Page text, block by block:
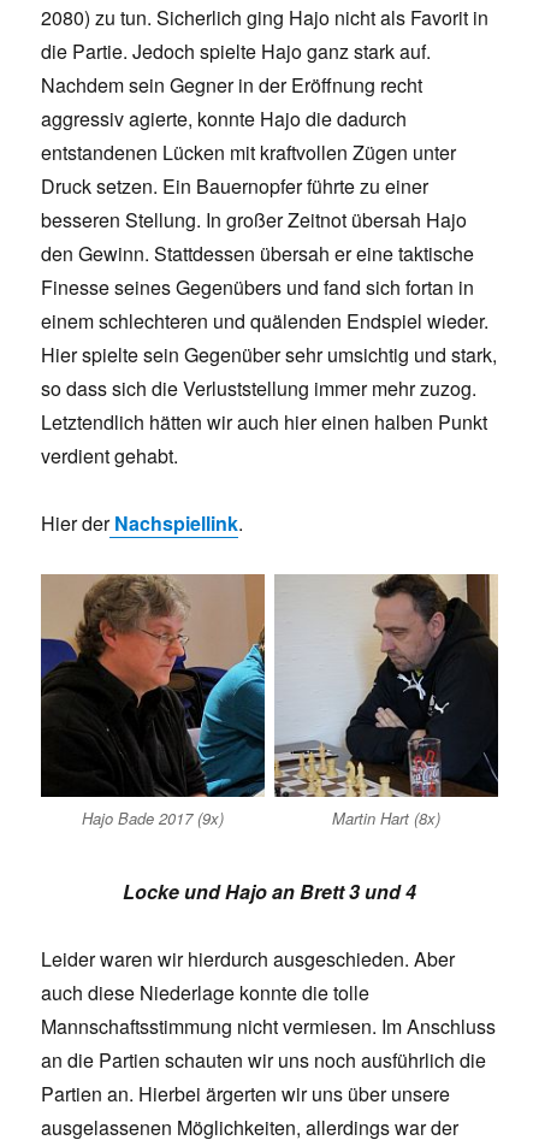
2080) zu tun. Sicherlich ging Hajo nicht als Favorit in
die Partie. Jedoch spielte Hajo ganz stark auf.
Nachdem sein Gegner in der Eröffnung recht
aggressiv agierte, konnte Hajo die dadurch
entstandenen Lücken mit kraftvollen Zügen unter
Druck setzen. Ein Bauernopfer führte zu einer
besseren Stellung. In großer Zeitnot übersah Hajo
den Gewinn. Stattdessen übersah er eine taktische
Finesse seines Gegenübers und fand sich fortan in
einem schlechteren und quälenden Endspiel wieder.
Hier spielte sein Gegenüber sehr umsichtig und stark,
so dass sich die Verluststellung immer mehr zuzog.
Letztendlich hätten wir auch hier einen halben Punkt
verdient gehabt.
Hier derNachspiellink.
Hajo Bade 2017 (9x) Martin Hart (8x)
Locke und Hajo an Brett 3 und 4
Leider waren wir hierdurch ausgeschieden. Aber
auch diese Niederlage konnte die tolle
Mannschaftsstimmung nicht vermiesen. Im Anschluss
an die Partien schauten wir uns noch ausführlich die
Partien an. Hierbei ärgerten wir uns über unsere
ausgelassenen Möglichkeiten, allerdings war der